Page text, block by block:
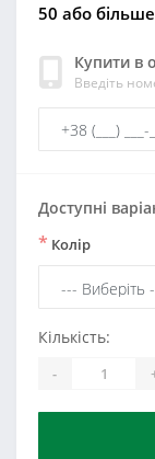
50 або
Купити в
Введіть
Доступні
* Колір
Кількість:
-